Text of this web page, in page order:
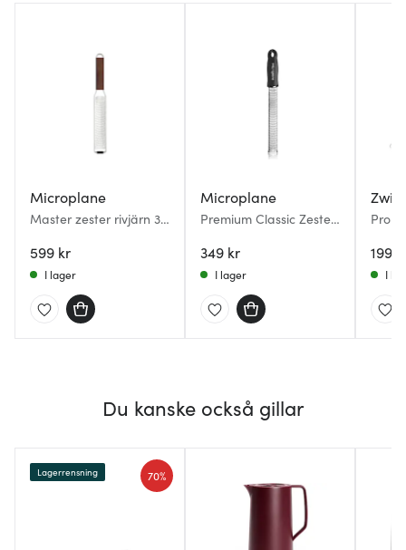
Microplane
Master zester rivjärn 31
599 kr
I lager
Microplane
Premium Classic Zester
349 kr
I lager
Pro
199
I
Du kanske också gillar
70%
Lagerrensning